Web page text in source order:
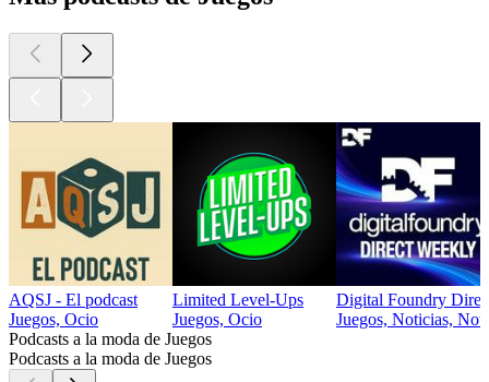
AQSJ - El podcast
Juegos, Ocio
Limited Level-Ups
Juegos, Ocio
Digital Foundry
Juegos, Noticias,
Podcasts a la moda de Juegos
Podcasts a la moda de Juegos